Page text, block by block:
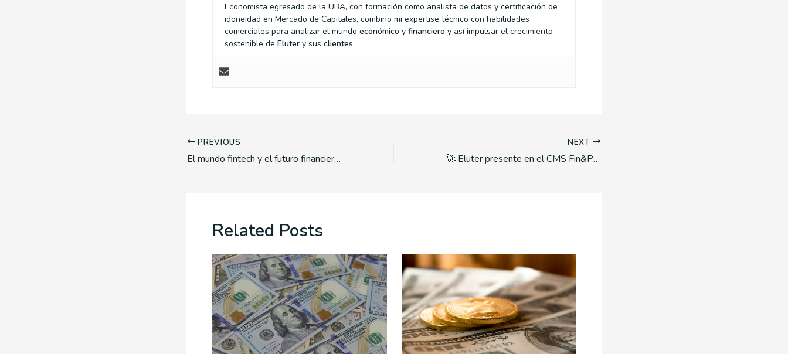
Economista egresado de la UBA, con formación como analista de datos y certificación de
idoneidad en Mercado de Capitales, combino mi expertise técnico con habilidades
comerciales para analizar el mundo económico y financiero y así impulsar el crecimiento
sostenible de Eluter y sus clientes.
PREVIOUS
El mundo fintech y el futuro financiero de Argentina
NEXT
🚀 Eluter presente en el CMS Fin&Pay Latam Forum 2025
Related Posts